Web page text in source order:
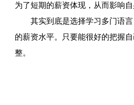
为了短期的薪资体现，从而影响自
其实到底是选择学习多门语言
的薪资水平。只要能很好的把握
整。